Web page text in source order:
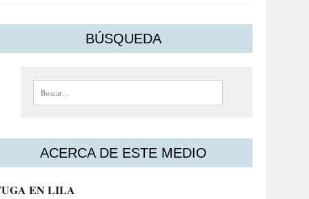
BÚSQUEDA
Buscar:
ACERCA DE ESTE MEDIO
EN LILA